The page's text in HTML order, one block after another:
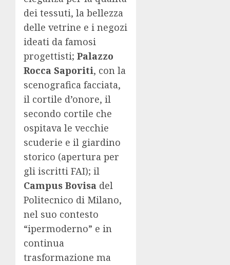
dei tessuti, la bellezza
delle vetrine e i negozi
ideati da famosi
progettisti; Palazzo
Rocca Saporiti, con la
scenografica facciata,
il cortile d’onore, il
secondo cortile che
ospitava le vecchie
scuderie e il giardino
storico (apertura per
gli iscritti FAI); il
Campus Bovisa del
Politecnico di Milano,
nel suo contesto
“ipermoderno” e in
continua
trasformazione ma